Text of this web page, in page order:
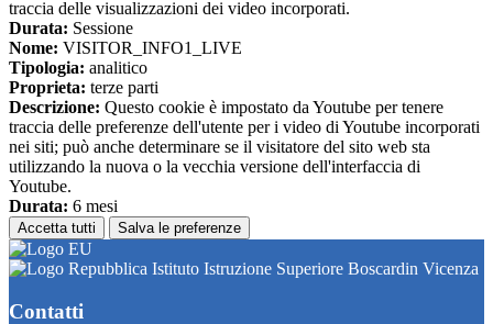
traccia delle visualizzazioni dei video incorporati.
Durata: Sessione
Nome: VISITOR_INFO1_LIVE
Tipologia: analitico
Proprieta: terze parti
Descrizione: Questo cookie è impostato da Youtube per tenere
traccia delle preferenze dell'utente per i video di Youtube incorporati
nei siti; può anche determinare se il visitatore del sito web sta
utilizzando la nuova o la vecchia versione dell'interfaccia di
Youtube.
Durata: 6 mesi
Accetta tutti Salva le preferenze
Istituto Istruzione Superiore Boscardin Vicenza
Contatti